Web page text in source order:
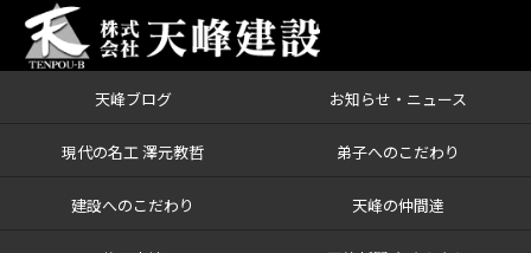
天峰ブログ お知らせ・ニュース
現代の名工 澤元教哲 弟子へのこだわり
建設へのこだわり 天峰の仲間達
ブログ 技能グランプリ挑戦と先輩の背中